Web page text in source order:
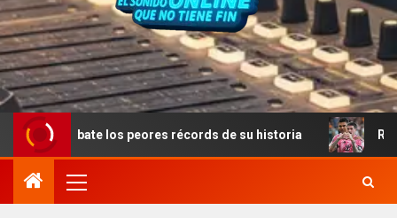
los peores récords de su historia Rodrigo De